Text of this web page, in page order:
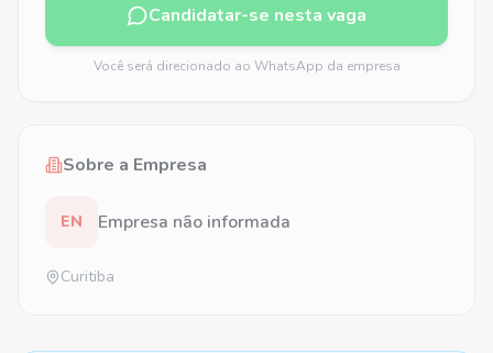
Candidatar-se nesta vaga
Você será direcionado ao WhatsApp da empresa
Sobre a Empresa
EN Empresa não informada
Curitiba